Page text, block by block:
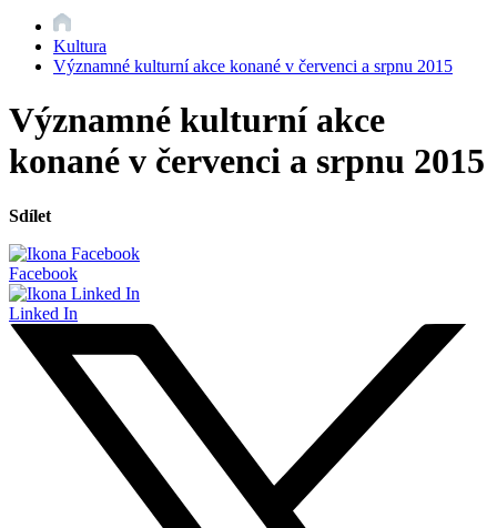
Kultura
Významné kulturní akce konané v červenci a srpnu 2015
Významné kulturní akce
konané v červenci a srpnu 2015
Sdílet
Facebook
Linked In